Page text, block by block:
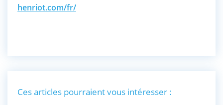
henriot.com/fr/
Ces articles pourraient vous intéresser :